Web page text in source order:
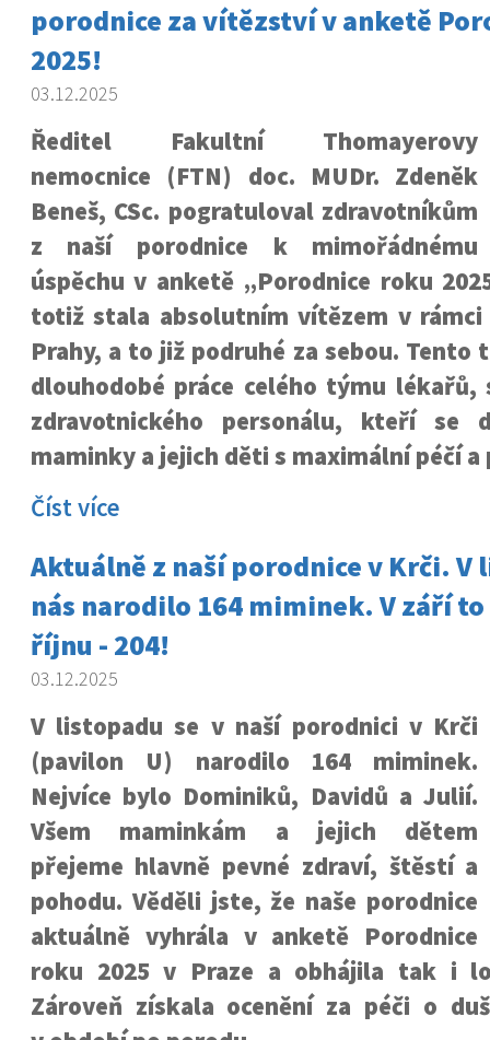
porodnice za vítězství v anketě
2025!
03.12.2025
Ředitel Fakultní Thomayerovy
nemocnice (FTN) doc. MUDr. Zdeněk
Beneš, CSc. pogratuloval zdravotníkům
z naší porodnice k mimořádnému
úspěchu v anketě „Porodnice roku
totiž stala absolutním vítězem v rámci
Prahy, a to již podruhé za sebou. Tento
dlouhodobé práce celého týmu lékařů,
zdravotnického personálu, kteří se
maminky a jejich děti s maximální péčí
Číst více
Aktuálně z naší porodnice v Krči. V
nás narodilo 164 miminek. V září to
říjnu - 204!
03.12.2025
V listopadu se v naší porodnici v Krči
(pavilon U) narodilo 164 miminek.
Nejvíce bylo Dominiků, Davidů a Julií.
Všem maminkám a jejich dětem
přejeme hlavně pevné zdraví, štěstí a
pohodu. Věděli jste, že naše porodnice
aktuálně vyhrála v anketě Porodnice
roku 2025 v Praze a obhájila tak i
Zároveň získala ocenění za péči o